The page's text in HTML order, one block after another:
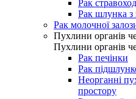
Рак
Рак шлунка з
Рак молочної
Пухлини органів
Пухлини органів
Рак печінки
Рак
Неорганні
простору